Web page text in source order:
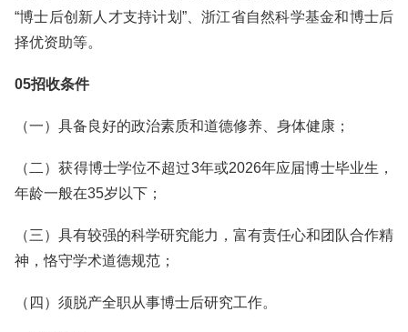
“博士后创新人才支持计划”、浙江省自然科学基金和博士后
择优资助等。
05招收条件
（一）具备良好的政治素质和道德修养、身体健康；
（二）获得博士学位不超过3年或2026年应届博士毕业生，
年龄一般在35岁以下；
（三）具有较强的科学研究能力，富有责任心和团队合作精
神，恪守学术道德规范；
（四）须脱产全职从事博士后研究工作。